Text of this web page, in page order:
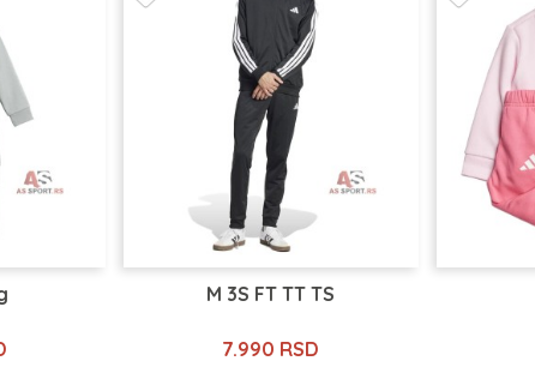
M 3S FT TT TS
7.990 RSD